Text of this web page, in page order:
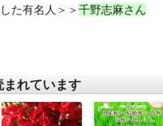
た有名人＞＞千野志麻さん
まれています